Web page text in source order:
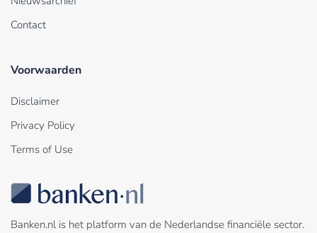
Contact
Voorwaarden
Disclaimer
Privacy Policy
Terms of Use
Banken.nl is het platform van de Nederlandse financiële sector.